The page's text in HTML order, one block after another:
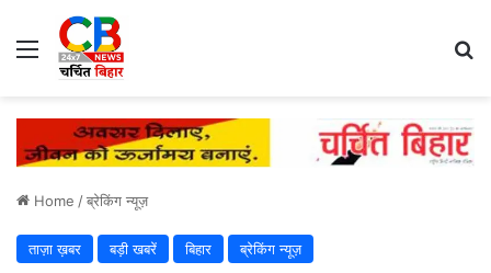
Menu
Home /ब्रेकिंग न्यूज़
ताज़ा ख़बर बड़ी खबरें बिहार ब्रेकिंग न्यूज़